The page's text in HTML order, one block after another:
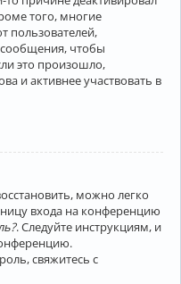
того, многие
пользователей,
чтобы
это произошло,
и активнее участвовать в
можно легко
входа на конференцию
. Следуйте инструкциям, и
свяжитесь с